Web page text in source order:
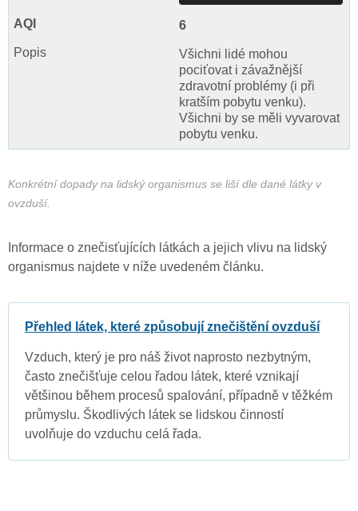
6
Všichni lidé mohou
pociťovat i závažnější
zdravotní problémy (i při
kratším pobytu venku).
Všichni by se měli vyvarovat
pobytu venku.
Konkrétní dopady na lidský organismus se liší dle dané látky v
ovzduší.
Informace o znečisťujících látkách a jejich vlivu na lidský
organismus najdete v níže uvedeném článku.
Přehled látek, které způsobují znečištění ovzduší
Vzduch, který je pro náš život naprosto nezbytným,
často znečišťuje celou řadou látek, které vznikají
většinou během procesů spalování, případně v těžkém
průmyslu. Škodlivých látek se lidskou činností
uvolňuje do vzduchu celá řada.